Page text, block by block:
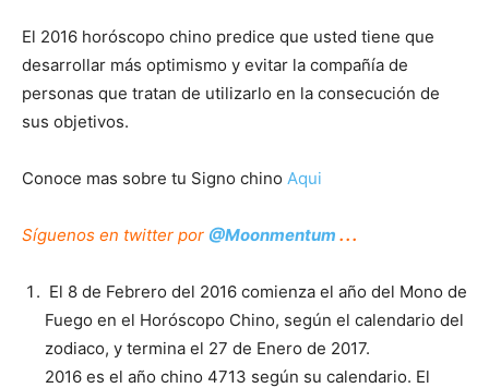
El 2016 horóscopo chino predice que usted tiene que
desarrollar más optimismo y evitar la compañía de
personas que tratan de utilizarlo en la consecución de
sus objetivos.
Conoce mas sobre tu Signo chino Aqui
Síguenos en twitter por @Moonmentum . . .
El 8 de Febrero del 2016 comienza el año del Mono de
Fuego en el Horóscopo Chino, según el calendario del
zodiaco, y termina el 27 de Enero de 2017.
2016 es el año chino 4713 según su calendario. El